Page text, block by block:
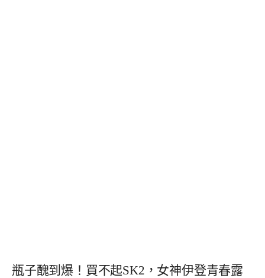
瓶子醜到爆！買不起SK2，女神伊登青春露